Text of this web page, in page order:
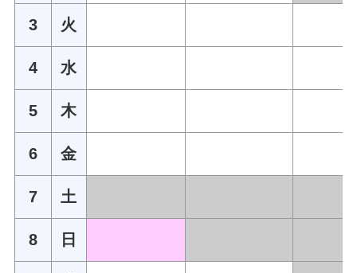
3 火
4 水
5 木
6 金
7 土
8 日